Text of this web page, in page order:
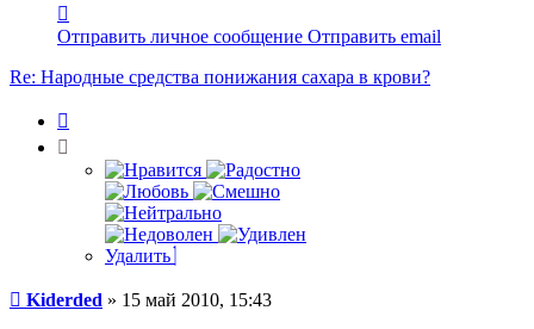
информация
пользователя
Kiderded
Отправить личное сообщение Отправить email
Re: Народные средства понижания сахара в крови?
Удалить
Сообщение
Kiderded » 15 май 2010, 15:43